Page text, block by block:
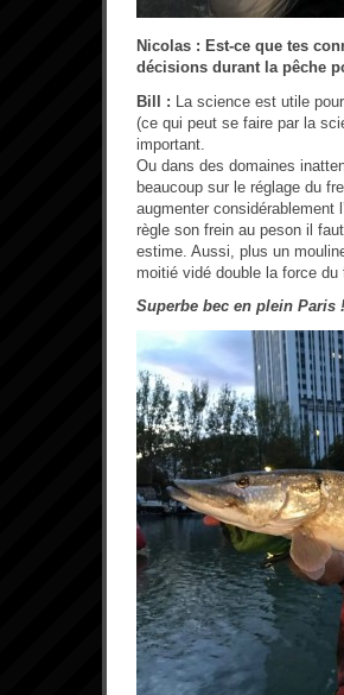
Nicolas : Est-ce que tes
décisions durant la pêche
Bill : La science est utile
(ce qui peut se faire par la
important.
Ou dans des domaines
beaucoup sur le réglage du
augmenter considérablement
règle son frein au peson il
estime. Aussi, plus un
moitié vidé double la force
Superbe bec en plein Paris !